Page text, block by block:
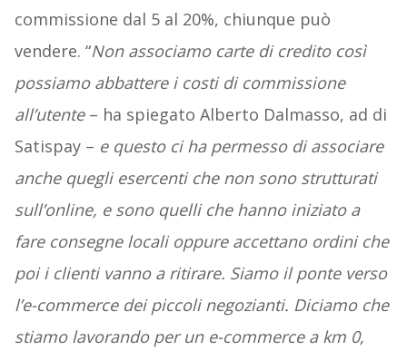
commissione dal 5 al 20%, chiunque può
vendere. “Non associamo carte di credito così
possiamo abbattere i costi di commissione
all’utente– ha spiegato Alberto Dalmasso, ad di
Satispay – e questo ci ha permesso di associare
anche quegli esercenti che non sono strutturati
sull’online, e sono quelli che hanno iniziato a
fare consegne locali oppure accettano ordini che
poi i clienti vanno a ritirare. Siamo il ponte verso
l’e-commerce dei piccoli negozianti. Diciamo che
stiamo lavorando per un e-commerce a km 0,